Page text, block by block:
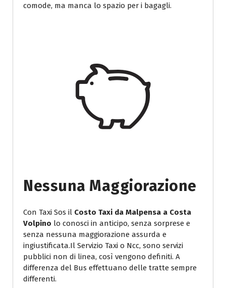
comode, ma manca lo spazio per i bagagli.
Nessuna Maggiorazione
Con Taxi Sos il Costo Taxi da Malpensa a Costa
Volpino lo conosci in anticipo, senza sorprese e
senza nessuna maggiorazione assurda e
ingiustificata.Il Servizio Taxi o Ncc, sono servizi
pubblici non di linea, così vengono definiti. A
differenza del Bus effettuano delle tratte sempre
differenti.